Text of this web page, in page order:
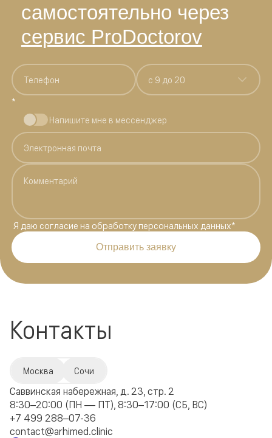
самостоятельно через
сервис ProDoctorov
*
c 9 до 20
Напишите мне в мессенджер
Я даю согласие на обработку персональных данных*
Отправить заявку
Контакты
Москва Сочи
Саввинская набережная, д. 23, стр. 2
8:30–20:00 (ПН — ПТ), 8:30–17:00 (СБ, ВС)
+7 499 288–07-36
contact@arhimed.clinic